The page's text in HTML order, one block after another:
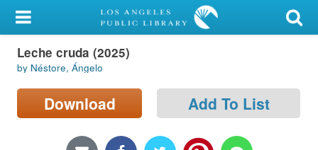
My Account
Library Card
Sign In
Leche cruda (2025)
by Néstore, Ángelo
Download Add To List